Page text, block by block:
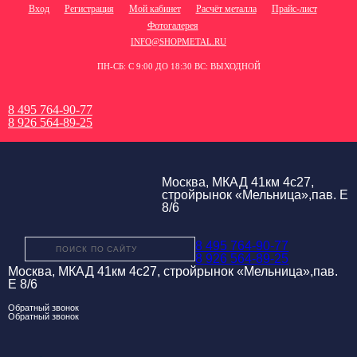
Вход Регистрация Мой кабинет Расчёт металла
Прайс-лист
Фотогалерея
INFO@SHOPMETAL.RU
ПН-СБ: С 9:00 ДО 18:30 ВС: ВЫХОДНОЙ
8 495 764-90-77
8 926 564-89-25
Москва, МКАД 41км 4с27,
стройрынок «Мельница»,пав. Е
8/6
8 495 764-90-77
8 926 564-89-25
Москва, МКАД 41км 4с27, стройрынок «Мельница»,пав.
Е 8/6
Обратный звонок
Обратный звонок